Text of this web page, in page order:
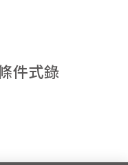
件式錄